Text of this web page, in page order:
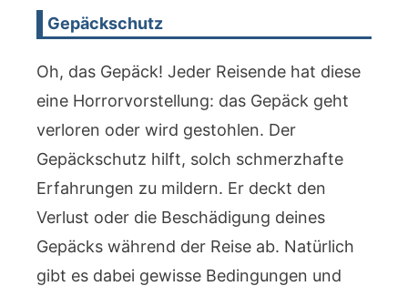
Gepäckschutz
Oh, das Gepäck! Jeder Reisende hat diese
eine Horrorvorstellung: das Gepäck geht
verloren oder wird gestohlen. Der
Gepäckschutz hilft, solch schmerzhafte
Erfahrungen zu mildern. Er deckt den
Verlust oder die Beschädigung deines
Gepäcks während der Reise ab. Natürlich
gibt es dabei gewisse Bedingungen und